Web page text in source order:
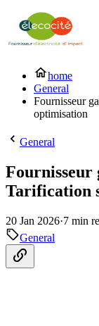
home
General
Fournisseur
optimisation
General
Fournisseur
Tarification
20 Jan 2026·7 min
General